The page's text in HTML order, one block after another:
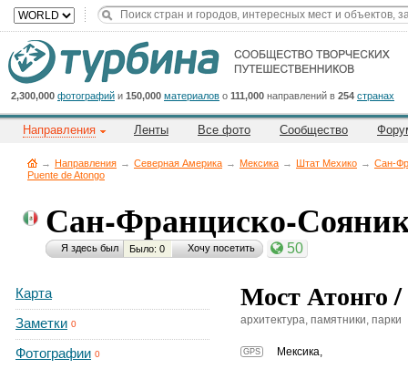
2,300,000 фотографий и 150,000 материалов о 111,000 направлений в 254 странах
Направления Ленты Все фото Сообщество
→ Направления → Северная Америка → Мексика → Штат Мехико → Сан-
Puente de Atongo
Сан-Франциско-
Я здесь был Было: 0 Хочу посетить 50
Карта
Заметки 0
Фотографии 0
Мост Атонго /
архитектура, памятники, парки
GPS Мексика,
Cейчас
на
сайте:
Title
Button